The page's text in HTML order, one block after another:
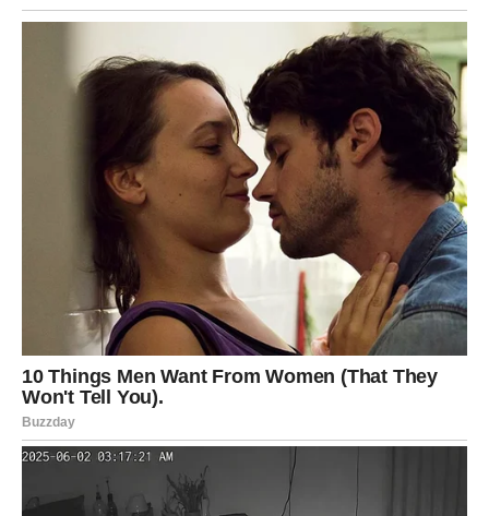
publika s nestrpljenjem očekuje dan kada će podeliti
, Rada nastavlja da fascinira –
svojim glasom, svojom energijom i, možda najviše,
svojom verom u ljubav.
PREUZMITE BESPLATNO!
⋆ KNJIGA SA RECEPTIMA ⋆
Upiši svoj email i preuzmi BESPLATNU
knjigu s receptima! Uživaj u jednostavnim
i ukusnim jelima koja će osvojiti tvoje
najdraže.